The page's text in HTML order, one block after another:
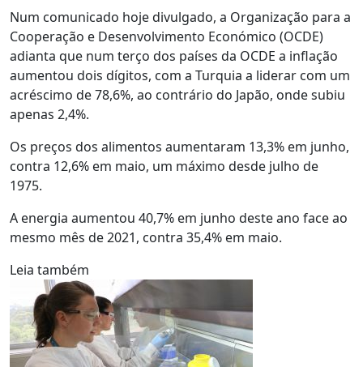
Num comunicado hoje divulgado, a Organização para a
Cooperação e Desenvolvimento Económico (OCDE)
adianta que num terço dos países da OCDE a inflação
aumentou dois dígitos, com a Turquia a liderar com um
acréscimo de 78,6%, ao contrário do Japão, onde subiu
apenas 2,4%.
Os preços dos alimentos aumentaram 13,3% em junho,
contra 12,6% em maio, um máximo desde julho de
1975.
A energia aumentou 40,7% em junho deste ano face ao
mesmo mês de 2021, contra 35,4% em maio.
Leia também